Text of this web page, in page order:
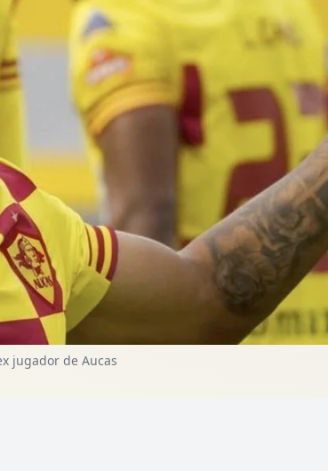
jugador de Aucas